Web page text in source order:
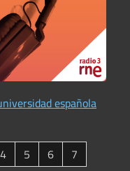
española
4 5 6
7